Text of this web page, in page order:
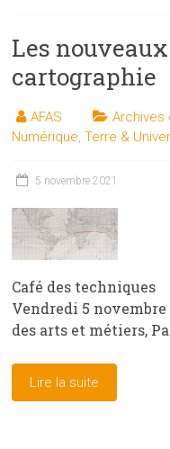
les
techniques
auprès
du
public
Les
cartographie
AFAS Archives
Numérique ,Terre &
5 novembre 2021
Café des techniques
Vendredi 5 novembre
des arts et métiers,
Lire la suite